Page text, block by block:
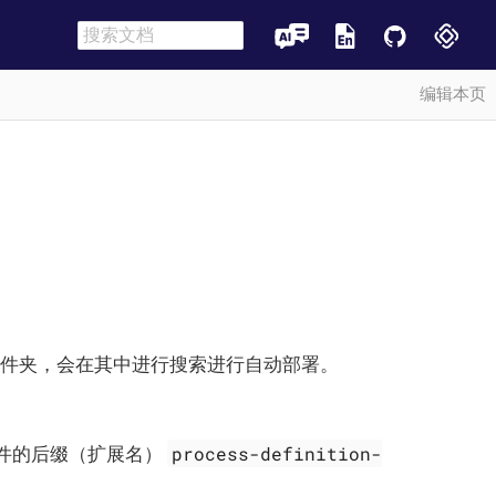
编辑本页
夹，会在其中进行搜索进行自动部署。
后缀（扩展名） process-definition-